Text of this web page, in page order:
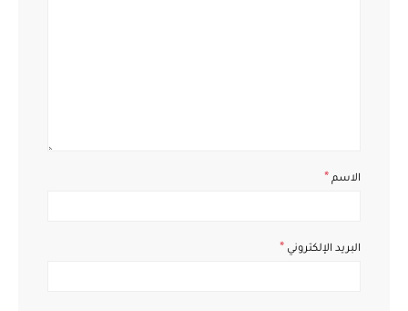
الاسم *
البريد الإلكتروني *